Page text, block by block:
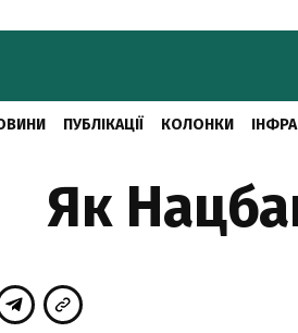
ПУБЛІКАЦІЇ КОЛОНКИ
Як